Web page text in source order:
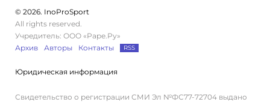
© 2026. InoProSport
All rights reserved.
Учредитель: ООО «Раре.Ру»
Архив
Авторы Контакты RSS
Юридическая информация
Свидетельство о регистрации СМИ Эл №ФС77-72704 выдано